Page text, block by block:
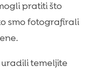
pratiti što
smo fotografirali
temeljite